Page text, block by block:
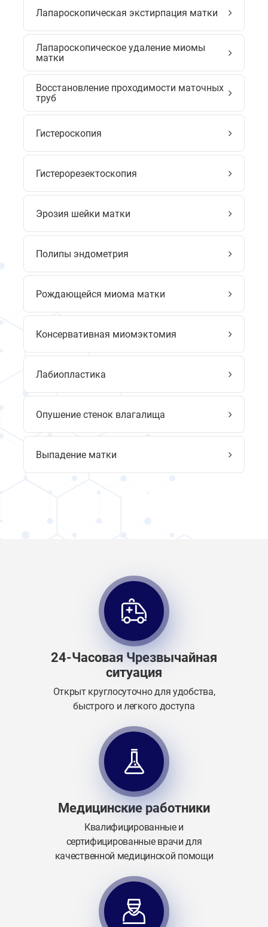
Лапароскопическая экстирпация матки
Лапароскопическое удаление миомы
матки
Восстановление проходимости маточных
труб
Гистероскопия
Гистерорезектоскопия
Эрозия шейки матки
Полипы эндометрия
Рождающейся миома матки
Консервативная миомэктомия
Лабиопластика
Опушение стенок влагалища
Выпадение матки
24-Часовая Чрезвычайная
ситуация
Открыт круглосуточно для удобства,
быстрого и легкого доступа
Медицинские работники
Квалифицированные и
сертифицированные врачи для
качественной медицинской помощи